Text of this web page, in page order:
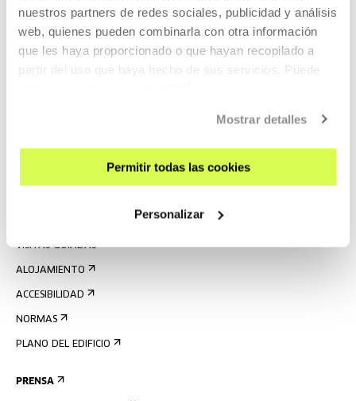
nuestros partners de redes sociales, publicidad y análisis
web, quienes pueden combinarla con otra información
que les haya proporcionado o que hayan recopilado a
partir del uso que haya hecho de sus servicios. Puede
Mostrar detalles
Permitir todas las cookies
Personalizar
VISITAS GUIADAS
ALOJAMIENTO
ACCESIBILIDAD
NORMAS
PLANO DEL EDIFICIO
PRENSA